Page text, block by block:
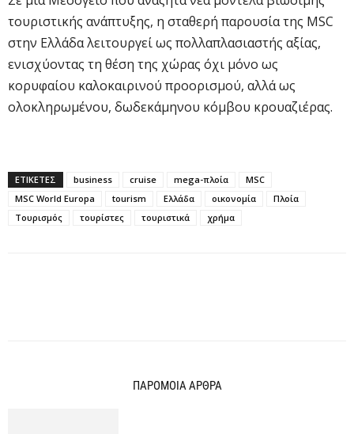
τουριστικής ανάπτυξης, η σταθερή παρουσία της MSC
στην Ελλάδα λειτουργεί ως πολλαπλασιαστής αξίας,
ενισχύοντας τη θέση της χώρας όχι μόνο ως
κορυφαίου καλοκαιρινού προορισμού, αλλά ως
ολοκληρωμένου, δωδεκάμηνου κόμβου κρουαζιέρας.
ΕΤΙΚΕΤΕΣ business cruise mega-πλοία
MSC
MSC World Europa
tourism Ελλάδα οικονομία
Πλοία
Τουρισμός
τουρίστες τουριστικά χρήμα
ΠΑΡΟΜΟΙΑ ΑΡΘΡΑ